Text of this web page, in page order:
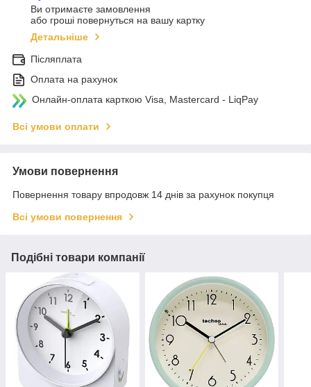
Ви отримаєте замовлення
або гроші повернуться на вашу картку
Детальніше
Післяплата
Оплата на рахунок
Онлайн-оплата карткою Visa, Mastercard - LiqPay
Всі умови оплати
Умови повернення
Повернення товару впродовж 14 днів за рахунок покупця
Всі умови повернення
Подібні товари компанії